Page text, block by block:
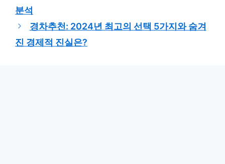
리
분석
경차추천: 2024년 최고의 선택 5가지와 숨겨
진 경제적 진실은?